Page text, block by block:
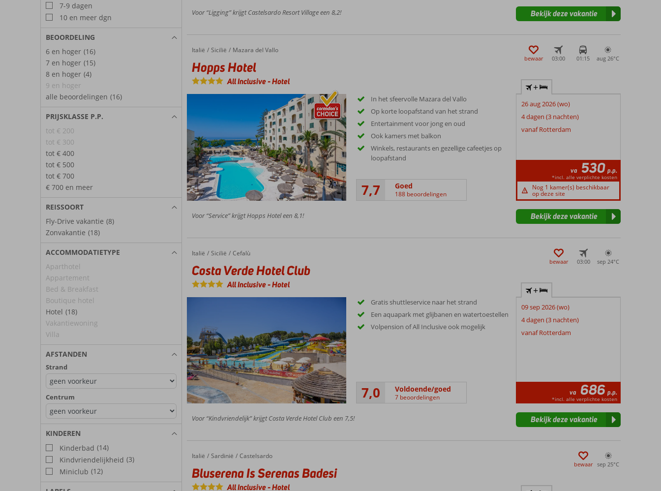
7-9 dagen
10 en meer dgn
BEOORDELING
6 en hoger (16)
7 en hoger (15)
8 en hoger (4)
9 en hoger
alle beoordelingen (16)
PRIJSKLASSE P.P.
tot € 200
tot € 300
tot € 400
tot € 500
tot € 700
€ 700 en meer
REISSOORT
Fly-Drive vakantie (8)
Zonvakantie (18)
ACCOMMODATIETYPE
Aparthotel
Appartement
Bed & Breakfast
Boutique hotel
Hotel (18)
Vakantiewoning
Villa
AFSTANDEN
Strand
Centrum
KINDEREN
Kinderbad (14)
Kindvriendelijkheid (3)
Miniclub (12)
Voor “Ligging” krijgt Castelsardo Resort Village een 8,2! Bekijk deze vakantie
Home
Italië Sicilië Mazara del Vallo
Hopps Hotel
Hopps Hotel
All Inclusive-Hotel
bewaar 03:00 01:15 aug 26°C
In het sfeervolle Mazara del Vallo
Op korte loopafstand van het strand
Entertainment voor jong en oud
Ook kamers met balkon
Winkels, restaurants en gezellige cafeetjes op
loopafstand
7,7 Goed
188 beoordelingen
+
26 aug 2026 (wo)
4 dagen (3 nachten)
vanaf Rotterdam
va 530 p.p.
*incl. alle verplichte kosten
Nog 1 kamer(s) beschikbaar
op deze site
Voor “Service” krijgt Hopps Hotel een 8,1! Bekijk deze vakantie
Home
Italië Sicilië Cefalù
Costa Verde Hotel Club
Costa Verde Hotel Club
All Inclusive-Hotel
bewaar 03:00 sep 24°C
Gratis shuttleservice naar het strand
Een aquapark met glijbanen en watertoestellen
Volpension of All Inclusive ook mogelijk
7,0 Voldoende/goed
7 beoordelingen
+
09 sep 2026 (wo)
4 dagen (3 nachten)
vanaf Rotterdam
va 686 p.p.
*incl. alle verplichte kosten
Voor “Kindvriendelijk” krijgt Costa Verde Hotel Club een 7,5! Bekijk deze vakantie
Home
Italië Sardinië Castelsardo
Bluserena Is Serenas Badesi
Bluserena Is Serenas Badesi
All Inclusive-Hotel
bewaar sep 25°C